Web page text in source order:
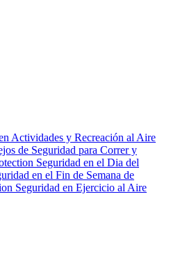
Actividades y Recreación al Aire
de Seguridad para Correr y
Seguridad en el Dia del
en el Fin de Semana de
Seguridad en Ejercicio al Aire